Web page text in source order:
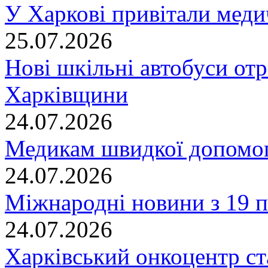
У Харкові привітали
25.07.2026
Нові шкільні автобуси
Харківщини
24.07.2026
Медикам швидкої
24.07.2026
Міжнародні новини з 19
24.07.2026
Харківський онкоцентр